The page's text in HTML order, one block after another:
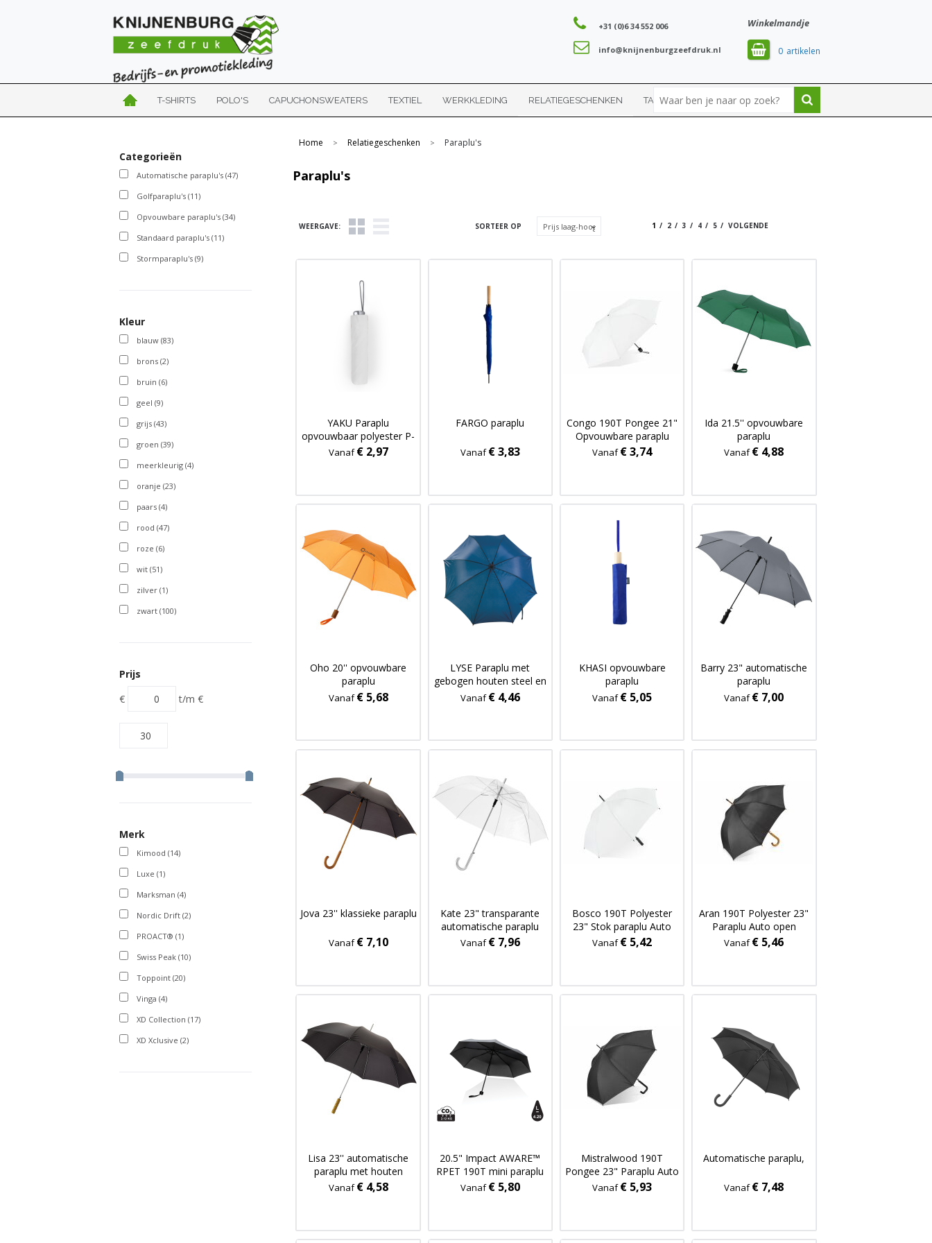
Winkelmandje
0
+31 (0)6 34 552 006
info@knijnenburgzeefdruk.nl
T-SHIRTS POLO'S CAPUCHONSWEATERS TEXTIEL WERKKLEDING RELATIEGESCHENKEN TASSEN SPORT
Categorieën
Automatische paraplu's (47)
Golfparaplu's (11)
Opvouwbare paraplu's (34)
Standaard paraplu's (11)
Stormparaplu's (9)
Kleur
blauw (83)
brons (2)
bruin (6)
geel (9)
grijs (43)
groen (39)
meerkleurig (4)
oranje (23)
paars (4)
rood (47)
roze (6)
wit (51)
zilver (1)
zwart (100)
Prijs
€
t/m €
Merk
Kimood (14)
Luxe (1)
Marksman (4)
Nordic Drift (2)
PROACT® (1)
Swiss Peak (10)
Toppoint (20)
Vinga (4)
XD Collection (17)
XD Xclusive (2)
Home > Relatiegeschenken > Paraplu's
Paraplu's
WEERGAVE: SORTEER OP 1 2 3 4 5 VOLGENDE
YAKU Paraplu
opvouwbaar polyester P-
190T
Vanaf€ 2,97
FARGO paraplu
Vanaf€ 3,83
Congo 190T Pongee 21"
Opvouwbare paraplu
Vanaf€ 3,74
Ida 21.5'' opvouwbare
paraplu
Vanaf€ 4,88
Oho 20'' opvouwbare
paraplu
Vanaf€ 5,68
LYSE Paraplu met
gebogen houten steel en
handvat
Vanaf€ 4,46
KHASI opvouwbare
paraplu
Vanaf€ 5,05
Barry 23" automatische
paraplu
Vanaf€ 7,00
Jova 23'' klassieke paraplu
Vanaf€ 7,10
Kate 23" transparante
automatische paraplu
Vanaf€ 7,96
Bosco 190T Polyester
23" Stok paraplu Auto
open
Vanaf€ 5,42
Aran 190T Polyester 23"
Paraplu Auto open
Vanaf€ 5,46
Lisa 23'' automatische
paraplu met houten
handvat
Vanaf€ 4,58
20.5" Impact AWARE™
RPET 190T mini paraplu
Vanaf€ 5,80
Mistralwood 190T
Pongee 23" Paraplu Auto
open
Vanaf€ 5,93
Automatische paraplu,
Vanaf€ 7,48